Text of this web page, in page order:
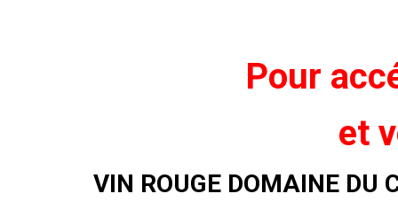
Pour
et
VIN ROUGE DOMAINE DU